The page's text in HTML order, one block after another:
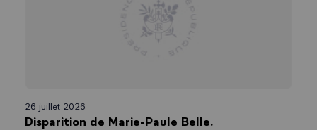
26 juillet 2026
Disparition de Marie-Paule Belle.